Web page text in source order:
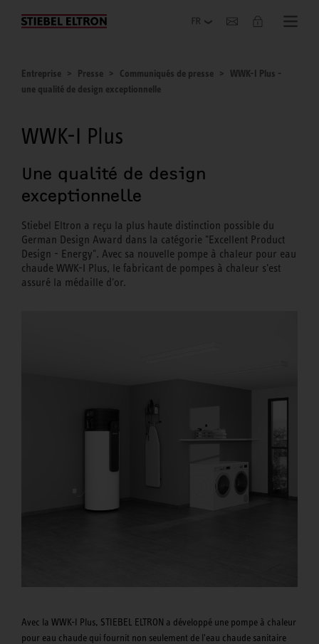
Entreprise
Entreprise Presse Communiqués de presse
WWK-I Plus -
une qualité de design exceptionnelle
WWK-I Plus
Une qualité de design
exceptionnelle
Stiebel Eltron a reçu la plus haute distinction possible du
German Design Award dans la catégorie "Excellent Product
Design - Energy". Avec sa nouvelle pompe à chaleur pour eau
chaude WWK-I Plus, le fabricant de pompes à chaleur s'est
assuré la médaille d'or.
Avec la WWK-I Plus, STIEBEL ELTRON a développé une pompe à chaleur
pour eau chaude qui fournit non seulement de l'eau chaude sanitaire